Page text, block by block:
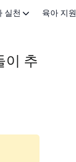
실천
육
육아 지원
금융 지원
이 추